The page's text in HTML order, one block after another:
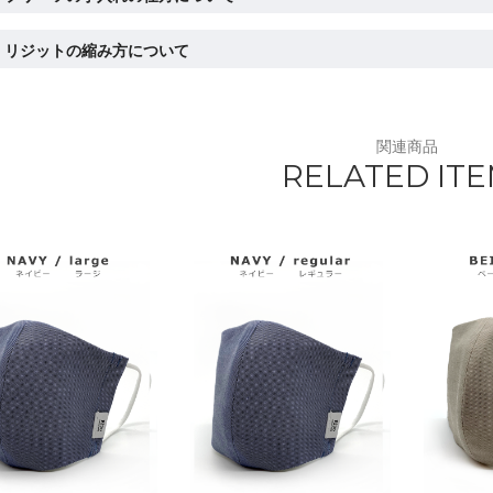
リジットの縮み方について
関連商品
RELATED